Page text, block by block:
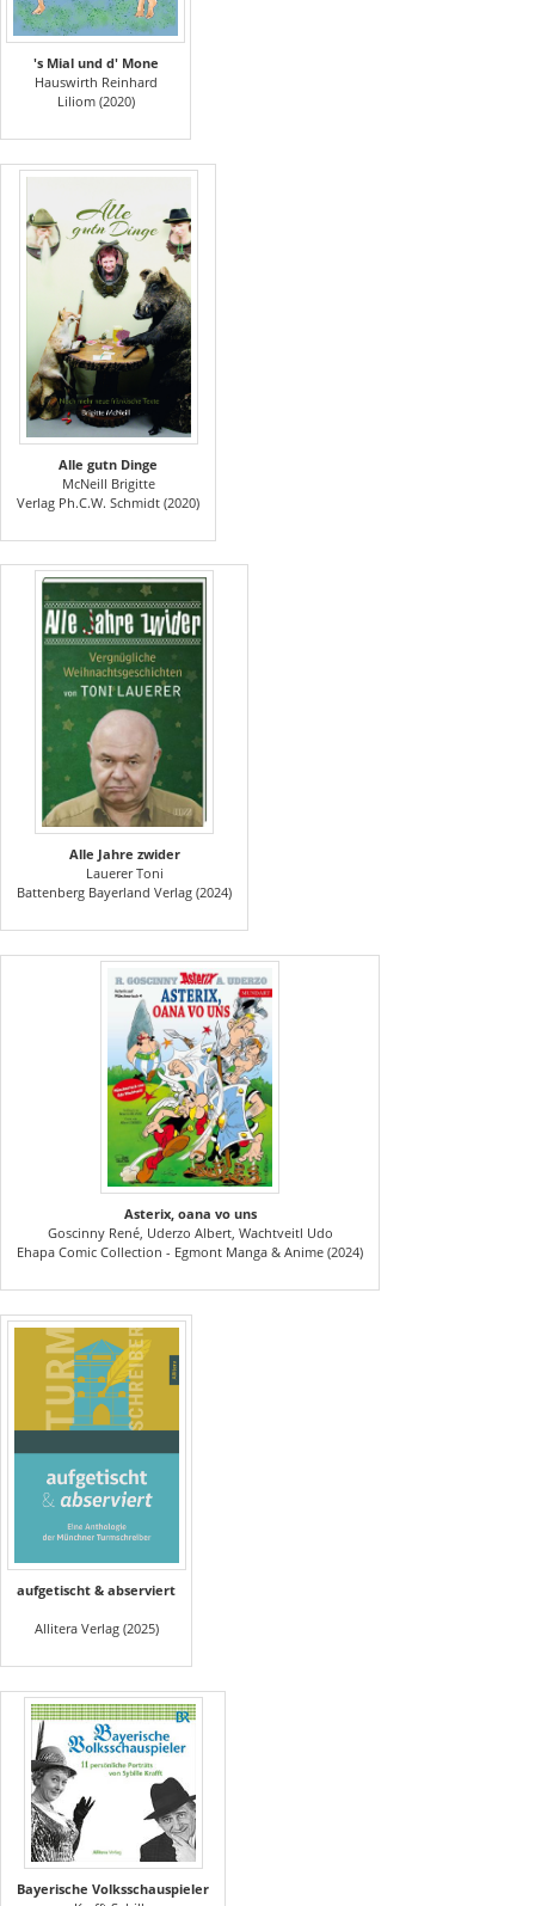
's Mial und d' Mone
Hauswirth Reinhard
Liliom (2020)
Alle gutn Dinge
McNeill Brigitte
Verlag Ph.C.W. Schmidt (2020)
Alle Jahre zwider
Lauerer Toni
Battenberg Bayerland Verlag (2024)
Asterix, oana vo uns
Goscinny René, Uderzo Albert, Wachtveitl Udo
Ehapa Comic Collection - Egmont Manga & Anime (2024)
aufgetischt & abserviert
Allitera Verlag (2025)
Bayerische Volksschauspieler